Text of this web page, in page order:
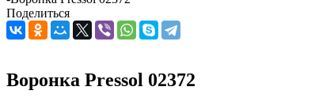
Поделиться
Воронка Pressol 02372